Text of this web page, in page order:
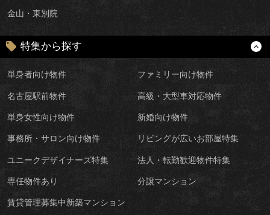
金山・東別院
特集から探す
単身者向け物件 ファミリー向け物件
名古屋駅前物件 高級・大型車対応物件
単身女性向け物件 新婚向け物件
事務所・サロン向け物件 リビングが広いお部屋特集
ユニークデザイナーズ特集 法人・転勤歓迎物件特集
専任物件あり 分譲マンション
賃貸管理募集中新築マンション